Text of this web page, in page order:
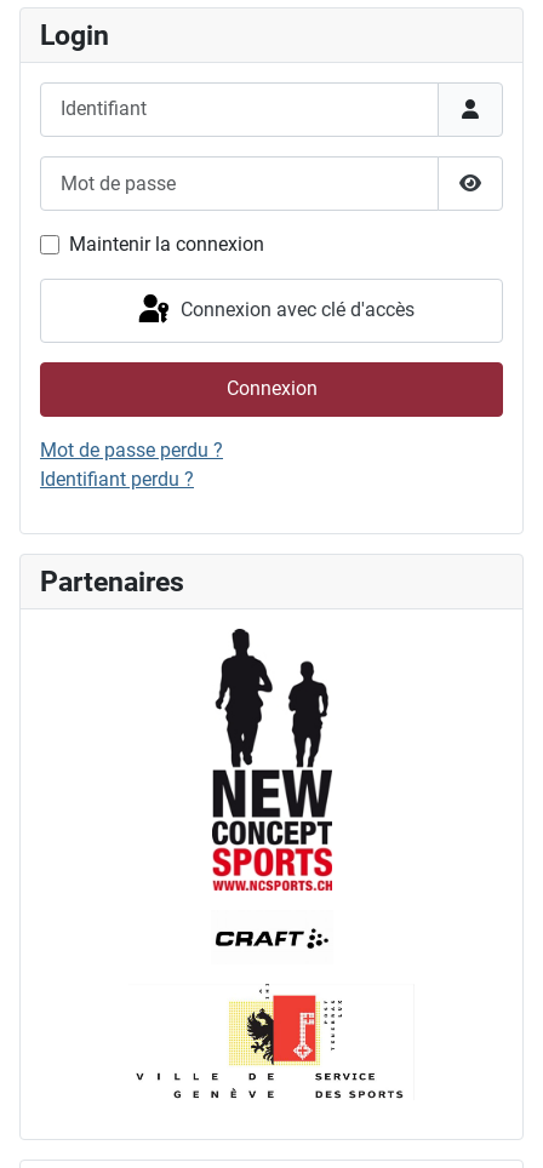
Login
Afficher
Maintenir la connexion
Connexion avec clé d'accès
Connexion
Mot de passe perdu ?
Identifiant perdu ?
Partenaires